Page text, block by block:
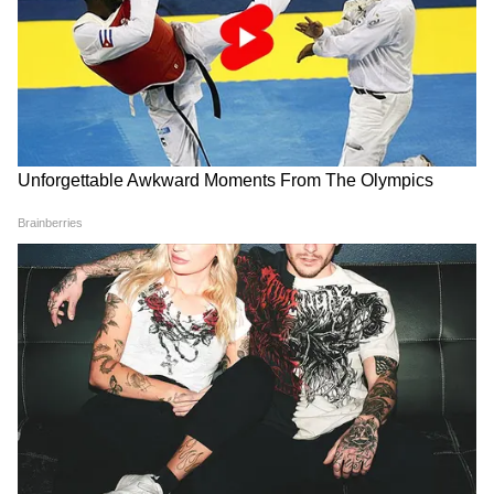
Related Articles
ओडिशा के गंजम जिले में BJP नेता पीताभास पांडा की
हत्या, क्या है पीछे की सच्चाई?
मैट्रिमोनियल फ्रॉड: शादी का झांसा देकर करोड़ों की ठगी,
बेंगलुरु में ऑनलाइन स्कैम का कौन बना शिकार?
स्वदेशी और आत्मनिर्भर भारत: क्या है महत्व?
विकास सप्ताह के दौरान अहमदाबाद में आयोजित विकास
प्रदर्शनी में प्रधानमंत्री मोदी के आत्मनिर्भर भारत और हर
DOWNLOAD APP
RECOMMENDED STORIES